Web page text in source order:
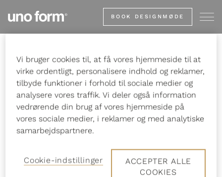
Gå
til
startsiden
BOOK DESIGNMØDE
Forside Showrooms uno form Glostrup
Vi bruger cookies til, at få vores hjemmeside til at
virke ordentligt, personalisere indhold og reklamer,
tilbyde funktioner i forhold til sociale medier og
analysere vores traffik. Vi deler også information
vedrørende din brug af vores hjemmeside på
vores sociale medier, i reklamer og med analytiske
samarbejdspartnere.
Cookie-indstillinger
ACCEPTER ALLE
COOKIES